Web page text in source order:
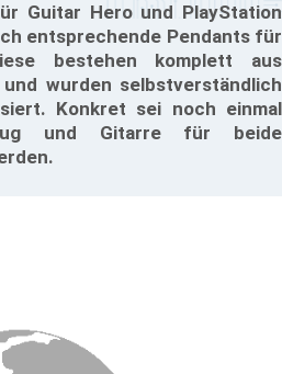
Guitar Hero und PlayStation
entsprechende Pendants für
bestehen komplett aus
wurden selbstverständlich
Konkret sei noch einmal
und Gitarre für beide